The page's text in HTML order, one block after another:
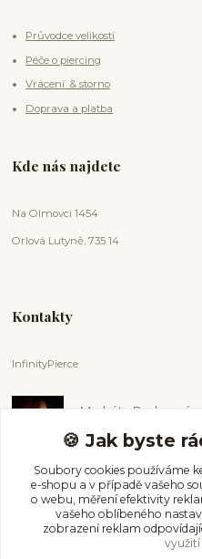
Průvodce velikostí
Péče o piercing
Vrácení & storno
Doprava a platba
Kde nás najdete
Na Olmovci 1454
Orlová Lutyně, 735 14
Kontakty
InfinityPierce
Markéta Badurová
(Po-Ne, 9-18 hod.)
info@infinitypierce.cz
🍪 Jak byste
Soubory cookies používáme
e-shopu a v případě vašeho
o webu, měření efektivity
vašeho oblíbeného
zobrazení reklam
využití